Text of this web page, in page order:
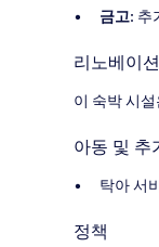
금고: 추
리노베이
이 숙박 시설
아동 및 추
탁아 서
정책